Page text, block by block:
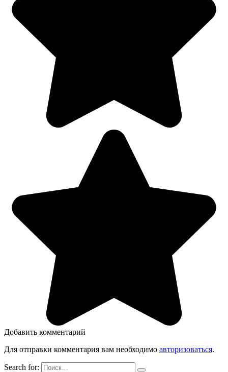
Добавить комментарий
Для отправки комментария вам необходимо авторизоваться.
Search for: